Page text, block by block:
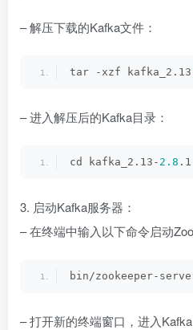
– 解压下载的Kafka文件：
tar -xzf
– 进入解压后的Kafka目录：
cd kafka_2.13- 2.8 .1
3. 启动Kafka服务器：
– 在终端中输入以下命令启动
bin/zookeeper-
– 打开新的终端窗口，进入